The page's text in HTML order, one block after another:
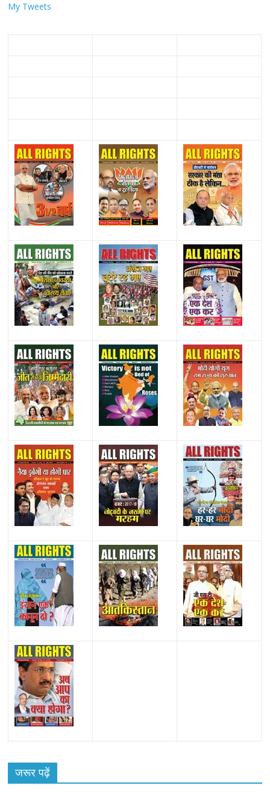
My Tweets
जरूर पढ़ें
राजनीतिक
समाजवादी पार्टी ने किया महंगाई के खिलाफ प्रदर्शन